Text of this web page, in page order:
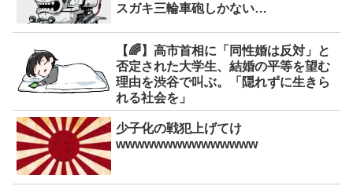
スガキ三輪車砲しかない…
【🌈】高市首相に「同性婚は反対」と
否定された大学生、結婚の平等を望む
理由を渋谷で叫ぶ。「隠れずに生きら
れる社会を」
少子化の戦犯上げてけ
wwwwwwwwwwwwwww